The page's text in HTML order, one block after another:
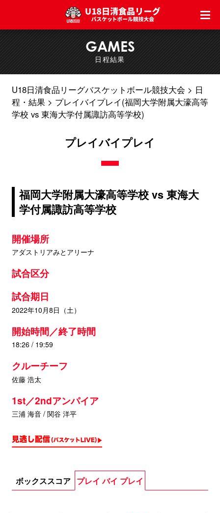
GAMES
日程結果
U18日清食品リーグバスケットボール競技大会
日
程・結果
プレイバイプレイ(福岡大学附属大濠高等
学校 vs 東海大学付属諏訪高等学校)
プレイバイプレイ
福岡大学附属大濠高等学校 vs 東海大
学付属諏訪高等学校
開催場所
アダストリアみとアリーナ
試合区分
試合期日
2022年10月8日（土）
開始時間／終了時間
18:26 / 19:59
クルーチーフ
佐藤 浩太
1st／2ndアンパイア
三浦 海音 / 関谷 洋平
ボックススコア プレイ バイ プレイ